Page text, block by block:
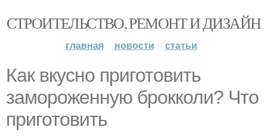
СТРОИТЕЛЬСТВО, РЕМОНТ И ДИЗАЙН
главная новости статьи
Как вкусно приготовить
замороженную брокколи? Что
приготовить